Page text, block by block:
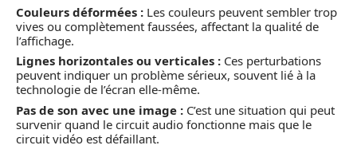
Couleurs déformées : Les couleurs peuvent sembler trop
vives ou complètement faussées, affectant la qualité de
l’affichage.
Lignes horizontales ou verticales : Ces perturbations
peuvent indiquer un problème sérieux, souvent lié à la
technologie de l’écran elle-même.
Pas de son avec une image : C’est une situation qui peut
survenir quand le circuit audio fonctionne mais que le
circuit vidéo est défaillant.